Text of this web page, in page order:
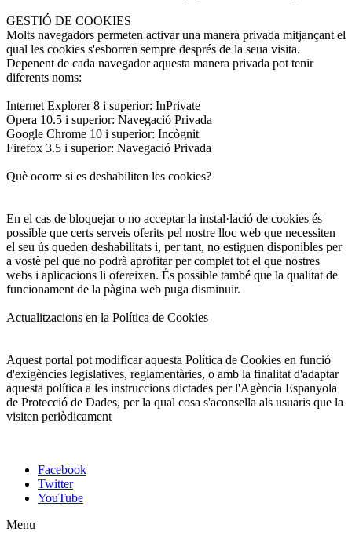
GESTIÓ DE COOKIES
Molts navegadors permeten activar una manera privada mitjançant el
qual les cookies s'esborren sempre després de la seua visita.
Depenent de cada navegador aquesta manera privada pot tenir
diferents noms:
Internet Explorer 8 i superior: InPrivate
Opera 10.5 i superior: Navegació Privada
Google Chrome 10 i superior: Incògnit
Firefox 3.5 i superior: Navegació Privada
Què ocorre si es deshabiliten les cookies?
En el cas de bloquejar o no acceptar la instal·lació de cookies és
possible que certs serveis oferits pel nostre lloc web que necessiten
el seu ús queden deshabilitats i, per tant, no estiguen disponibles per
a vostè pel que no podrà aprofitar per complet tot el que nostres
webs i aplicacions li ofereixen. És possible també que la qualitat de
funcionament de la pàgina web puga disminuir.
Actualitzacions en la Política de Cookies
Aquest portal pot modificar aquesta Política de Cookies en funció
d'exigències legislatives, reglamentàries, o amb la finalitat d'adaptar
aquesta política a les instruccions dictades per l'Agència Espanyola
de Protecció de Dades, per la qual cosa s'aconsella als usuaris que la
visiten periòdicament
Facebook
Twitter
YouTube
Menu